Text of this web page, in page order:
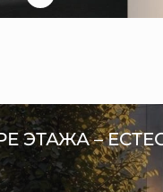
ЭТАЖА –